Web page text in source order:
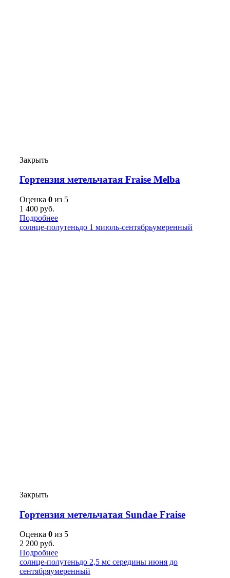
Закрыть
Гортензия метельчатая Fraise Melba
Оценка 0 из 5
1 400 руб.
Подробнее
солнце-полутеньдо 1 миюль-сентябрьумеренный
Закрыть
Гортензия метельчатая Sundae Fraise
Оценка 0 из 5
2 200 руб.
Подробнее
солнце-полутеньдо 2,5 мс середины июня до
сентябряумеренный